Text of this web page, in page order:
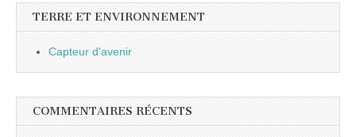
TERRE ET ENVIRONNEMENT
Capteur d'avenir
COMMENTAIRES RÉCENTS